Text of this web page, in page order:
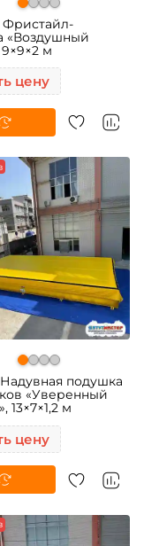
Фристайл-
«Воздушный
м
цену
Надувная подушка
«Уверенный
13×7×1,2 м
цену